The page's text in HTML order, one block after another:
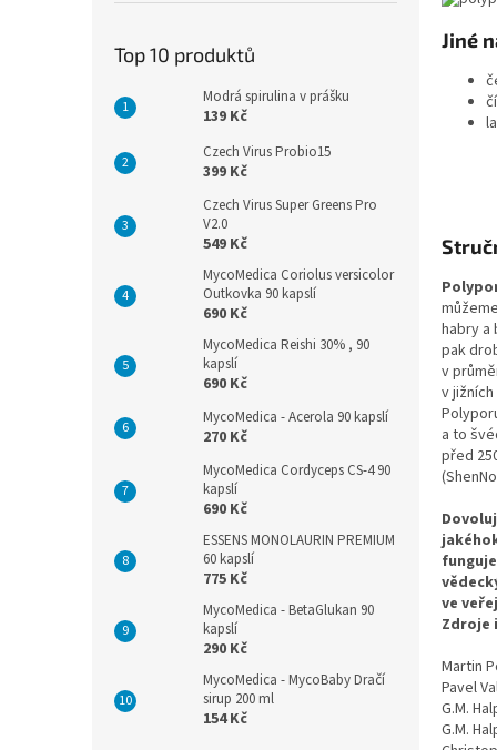
Top 10 produktů
Modrá spirulina v prášku
139 Kč
Czech Virus Probio15
399 Kč
Czech Virus Super Greens Pro
V2.0
549 Kč
MycoMedica Coriolus versicolor
Outkovka 90 kapslí
690 Kč
MycoMedica Reishi 30% , 90
kapslí
690 Kč
MycoMedica - Acerola 90 kapslí
270 Kč
MycoMedica Cordyceps CS-4 90
kapslí
690 Kč
ESSENS MONOLAURIN PREMIUM
60 kapslí
775 Kč
MycoMedica - BetaGlukan 90
kapslí
290 Kč
MycoMedica - MycoBaby Dračí
sirup 200 ml
154 Kč
Jiné
habry a
pak
v
v
a to
před
ve
Zdroje
Martin
Pavel
G.M.
G.M.